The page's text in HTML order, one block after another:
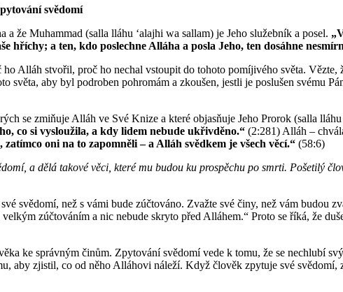
svědomí
že Muhammad (salla lláhu ʻalajhi wa sallam) je Jeho služebník a posel.
a ten, kdo poslechne Alláha a posla Jeho, ten dosáhne
Alláh stvořil, proč ho nechal vstoupit do tohoto pomíjivého světa.
světa, aby byl podroben pohromám a zkoušen, jestli je poslušen svému
se zmiňuje Alláh ve Své Knize a které objasňuje Jeho Prorok (salla
co si vysloužila, a kdy lidem nebude ukřivděno.“ (2:281) Alláh –
oni na to zapomněli – a Alláh svědkem je všech věcí.“ (58:6)
a dělá takové věci, které mu budou ku prospěchu po smrti. Pošetilý
svědomí, než s vámi bude zúčtováno. Zvažte své činy, než vám budou
zúčtováním a nic nebude skryto před Alláhem.“ Proto se říká, že
ke správným činům. Zpytování svědomí vede k tomu, že se nechlubí
aby zjistil, co od něho Alláhovi náleží. Když člověk zpytuje své svědomí,